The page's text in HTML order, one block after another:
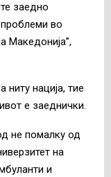
заедно
во
Македонија”,
ниту нација, тие
е заеднички.
не помалку од
на
и